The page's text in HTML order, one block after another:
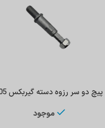
پیچ دو سر رزوه دسته گیربکس 405
موجود